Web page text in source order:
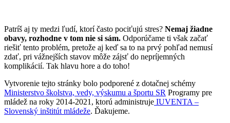
Patríš aj ty medzi ľudí, ktorí často pociťujú stres? Nemaj žiadne
obavy, rozhodne v tom nie si sám. Odporúčame ti však začať
riešiť tento problém, pretože aj keď sa to na prvý pohľad nemusí
zdať, pri vážnejších stavov môže zájsť do nepríjemných
komplikácií. Tak hlavu hore a do toho!
Vytvorenie tejto stránky bolo podporené z dotačnej schémy
Ministerstvo školstva, vedy, výskumu a športu SR Programy pre
mládež na roky 2014-2021, ktorú administruje IUVENTA –
Slovenský inštitút mládeže. Ďakujeme.